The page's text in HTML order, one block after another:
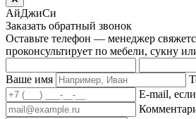
АйДжиСи
Заказать обратный звонок
Оставьте телефон — менеджер
проконсультирует по мебели, сукну
Ваше имя
E-mail,